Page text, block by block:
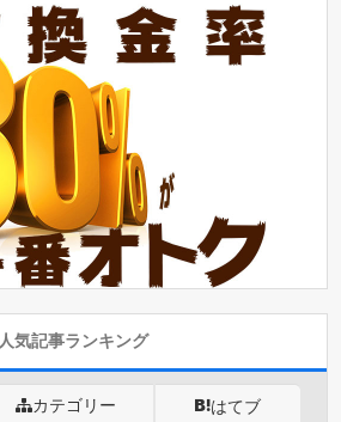
人気記事ランキング
カテゴリー はてブ